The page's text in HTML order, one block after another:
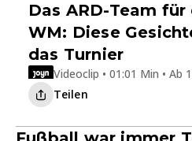
Das ARD-Team
WM: Diese
das Turnier
Videoclip • 01:01 Min • Ab
Teilen